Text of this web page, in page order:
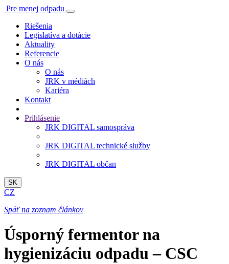
Pre menej odpadu
Riešenia
Legislatíva a dotácie
Aktuality
Referencie
O nás
O nás
JRK v médiách
Kariéra
Kontakt
Prihlásenie
JRK DIGITAL samospráva
JRK DIGITAL technické služby
JRK DIGITAL občan
SK
CZ
Späť na zoznam článkov
Úsporný fermentor na
hygienizáciu odpadu – CSC